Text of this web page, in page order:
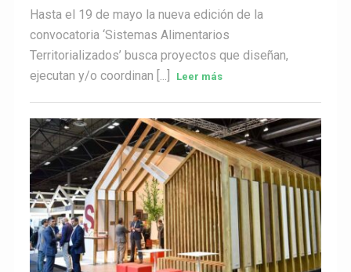
Hasta el 19 de mayo la nueva edición de la
convocatoria ‘Sistemas Alimentarios
Territorializados’ busca proyectos que diseñan,
ejecutan y/o coordinan [...]
Leer más